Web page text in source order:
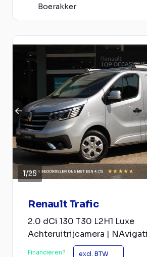
Boerakker
1/25
Renault Trafic
2.0 dCi 130 T30 L2H1 Luxe
Achteruitrijcamera |
Financieren? excl. BTW